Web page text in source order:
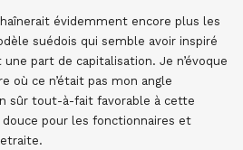
évidemment encore plus les
suédois qui semble avoir inspiré
part de capitalisation. Je n’évoque
où ce n’était pas mon angle
sûr tout-à-fait favorable à cette
pour les fonctionnaires et